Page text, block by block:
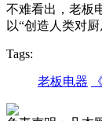
不难看出，老板
以“创造人类对
Tags:
老板电器